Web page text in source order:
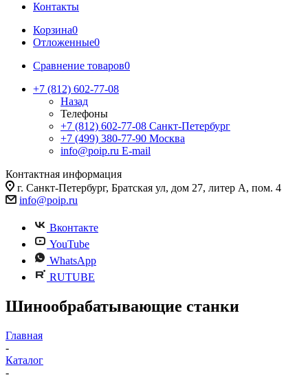
Контакты
Корзина0
Отложенные0
Сравнение товаров0
+7 (812) 602-77-08
Назад
Телефоны
+7 (812) 602-77-08 Санкт-Петербург
+7 (499) 380-77-90 Москва
info@poip.ru E-mail
Контактная информация
г. Санкт-Петербург, Братская ул, дом 27, литер А, пом. 4
info@poip.ru
Вконтакте
YouTube
WhatsApp
RUTUBE
Шинообрабатывающие станки
Главная
-
Каталог
-